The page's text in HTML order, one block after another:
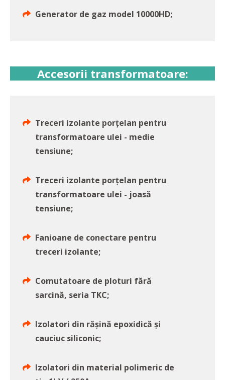
Generator de gaz model 10000HD;
Accesorii transformatoare:
Treceri izolante porțelan pentru
transformatoare ulei - medie
tensiune;
Treceri izolante porțelan pentru
transformatoare ulei - joasă
tensiune;
Fanioane de conectare pentru
treceri izolante;
Comutatoare de ploturi fără
sarcină, seria TKC;
Izolatori din rășină epoxidică și
cauciuc siliconic;
Izolatori din material polimeric de